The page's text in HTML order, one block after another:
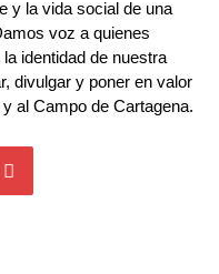
y la vida social de una
voz a quienes
identidad de nuestra
divulgar y poner en valor
al Campo de Cartagena.